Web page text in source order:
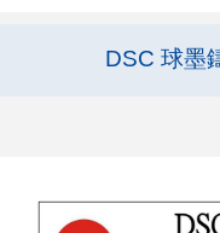
DSC 球墨